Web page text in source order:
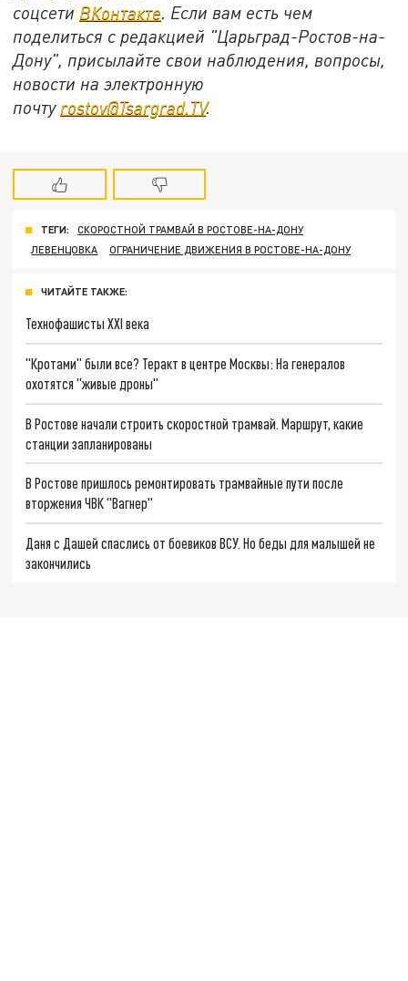
соцсети ВКонтакте. Если вам есть чем
поделиться с редакцией "Царьград-Ростов-на-
Дону", присылайте свои наблюдения, вопросы,
новости на электронную
почту rostov@Tsargrad.ТV.
ТЕГИ:
СКОРОСТНОЙ ТРАМВАЙ В РОСТОВЕ-НА-ДОНУ
ЛЕВЕНЦОВКА
ОГРАНИЧЕНИЕ ДВИЖЕНИЯ В РОСТОВЕ-НА-ДОНУ
ЧИТАЙТЕ ТАКЖЕ:
Технофашисты XXI века
"Кротами" были все? Теракт в центре Москвы: На генералов
охотятся "живые дроны"
В Ростове начали строить скоростной трамвай. Маршрут, какие
станции запланированы
В Ростове пришлось ремонтировать трамвайные пути после
вторжения ЧВК "Вагнер"
Даня с Дашей спаслись от боевиков ВСУ. Но беды для малышей не
закончились